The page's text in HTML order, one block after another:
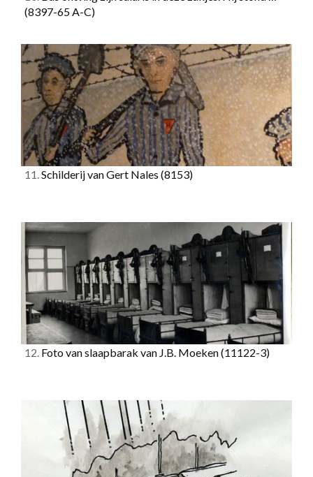
(8397-65 A-C)
11.Schilderij van Gert Nales (8153)
12. Foto van slaapbarak van J.B. Moeken(11122-3)